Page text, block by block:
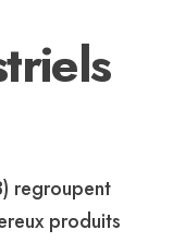
regroupent
produits